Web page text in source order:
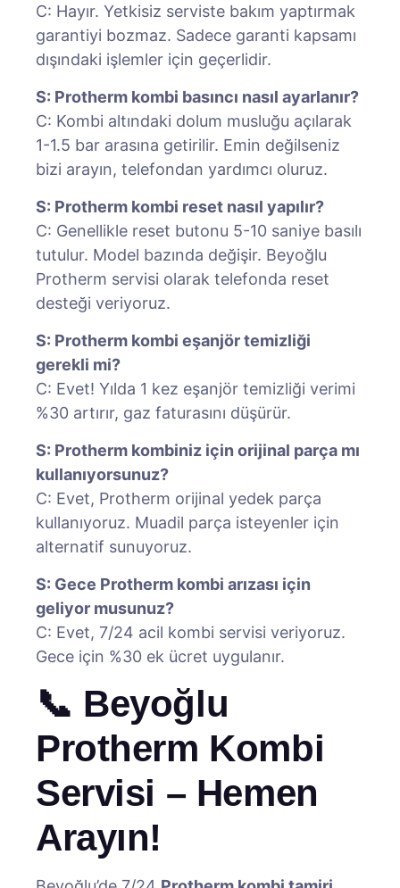
C: Hayır. Yetkisiz serviste bakım yaptırmak
garantiyi bozmaz. Sadece garanti kapsamı
dışındaki işlemler için geçerlidir.
S: Protherm kombi basıncı nasıl ayarlanır?
C: Kombi altındaki dolum musluğu açılarak
1-1.5 bar arasına getirilir. Emin değilseniz
bizi arayın, telefondan yardımcı oluruz.
S: Protherm kombi reset nasıl yapılır?
C: Genellikle reset butonu 5-10 saniye basılı
tutulur. Model bazında değişir. Beyoğlu
Protherm servisi olarak telefonda reset
desteği veriyoruz.
S: Protherm kombi eşanjör temizliği
gerekli mi?
C: Evet! Yılda 1 kez eşanjör temizliği verimi
%30 artırır, gaz faturasını düşürür.
S: Protherm kombiniz için orijinal parça mı
kullanıyorsunuz?
C: Evet, Protherm orijinal yedek parça
kullanıyoruz. Muadil parça isteyenler için
alternatif sunuyoruz.
S: Gece Protherm kombi arızası için
geliyor musunuz?
C: Evet, 7/24 acil kombi servisi veriyoruz.
Gece için %30 ek ücret uygulanır.
📞 Beyoğlu
Protherm Kombi
Servisi – Hemen
Arayın!